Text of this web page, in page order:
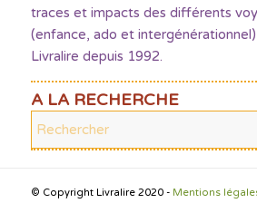
traces et impacts des différents
(enfance, ado et
Livralire depuis 1992.
A LA RECHERCHE
© Copyright Livralire 2020 - Mentions